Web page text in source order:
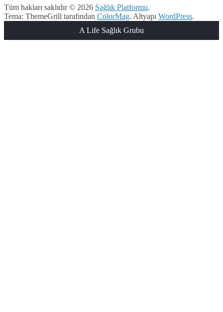
Tüm hakları saklıdır © 2026 Sağlık Platformu.
Tema: ThemeGrill tarafından ColorMag. Altyapı WordPress.
A Life Sağlık Grubu